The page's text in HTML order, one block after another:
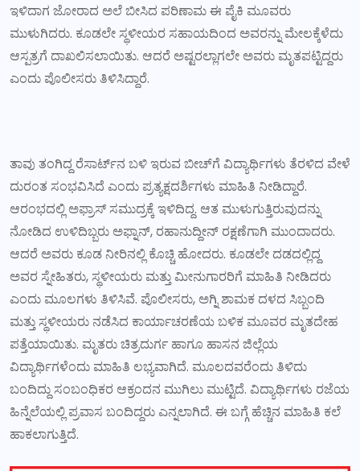
ಇಳಿದಾಗ ಜೋರಾದ ಅಲೆ ಬೀಸಿದ ಪರಿಣಾಮ ಈ ಪೈಕಿ ಮೂವರು
ಮುಳುಗಿದರು. ಕೂಡಲೇ ಸ್ಥಳೀಯರ ಸಹಾಯದಿಂದ ಅವರನ್ನು ಮೇಲಕ್ಕೆಳೆದು
ಆಸ್ಪತ್ರಗೆ ದಾಖಲಿಸಲಾಯಿತು. ಆದರೆ ಅಷ್ಟರಲ್ಲಾಗಲೇ ಅವರು ಮೃತಪಟ್ಟಿದ್ದರು
ಎಂದು ಪೊಲೀಸರು ತಿಳಿಸಿದ್ದಾರೆ.
ತಾವು ತಂಗಿದ್ದ ರೆಸಾರ್ಟ್‌ನ ಬಳಿ ಇರುವ ಬೀಚ್‌ಗೆ ವಿದ್ಯಾರ್ಥಿಗಳು ತೆರಳಿದ ವೇಳೆ
ದುರಂತ ಸಂಭವಿಸಿದೆ ಎಂದು ಪ್ರತ್ಯಕ್ಷದರ್ಶಿಗಳು ಮಾಹಿತಿ ನೀಡಿದ್ದಾರೆ.
ಆರಂಭದಲ್ಲಿ ಅಫ್ರಾಸ್‌ ಸಮುದ್ರಕ್ಕೆ ಇಳಿದಿದ್ದ. ಆತ ಮುಳುಗುತ್ತಿರುವುದನ್ನು
ನೋಡಿದ ಉಳಿದಿಬ್ಬರು ಅಫ್ನಾನ್‌, ರಹಾನುದ್ದೀನ್‌ ರಕ್ಷಣೆಗಾಗಿ ಮುಂದಾದರು.
ಆದರೆ ಅವರು ಕೂಡ ನೀರಿನಲ್ಲಿ ಕೊಚ್ಚಿ ಹೋದರು. ಕೂಡಲೇ ದಡದಲ್ಲಿದ್ದ
ಅವರ ಸ್ನೇಹಿತರು, ಸ್ಥಳೀಯರು ಮತ್ತು ಮೀನುಗಾರರಿಗೆ ಮಾಹಿತಿ ನೀಡಿದರು
ಎಂದು ಮೂಲಗಳು ತಿಳಿಸಿವೆ. ಪೊಲೀಸರು, ಅಗ್ನಿ ಶಾಮಕ ದಳದ ಸಿಬ್ಬಂದಿ
ಮತ್ತು ಸ್ಥಳೀಯರು ನಡೆಸಿದ ಕಾರ್ಯಾಚರಣೆಯ ಬಳಿಕ ಮೂವರ ಮೃತದೇಹ
ಪತ್ತೆಯಾಯಿತು. ಮೃತರು ಚಿತ್ರದುರ್ಗ ಹಾಗೂ ಹಾಸನ ಜಿಲ್ಲೆಯ
ವಿದ್ಯಾರ್ಥಿಗಳೆಂದು ಮಾಹಿತಿ ಲಭ್ಯವಾಗಿದೆ. ಮೂಲದವರೆಂದು ತಿಳಿದು
ಬಂದಿದ್ದು ಸಂಬಂಧಿಕರ ಆಕ್ರಂದನ ಮುಗಿಲು ಮುಟ್ಟಿದೆ. ವಿದ್ಯಾರ್ಥಿಗಳು ರಜೆಯ
ಹಿನ್ನೆಲೆಯಲ್ಲಿ ಪ್ರವಾಸ ಬಂದಿದ್ದರು ಎನ್ನಲಾಗಿದೆ. ಈ ಬಗ್ಗೆ ಹೆಚ್ಚಿನ ಮಾಹಿತಿ ಕಲೆ
ಹಾಕಲಾಗುತ್ತಿದೆ.